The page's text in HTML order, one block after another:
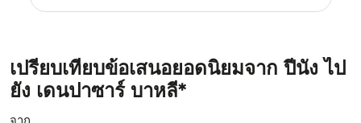
เปรียบเทียบข้อเสนอยอดนิยมจาก ปีนัง ไป
ยัง เดนปาซาร์ บาหลี*